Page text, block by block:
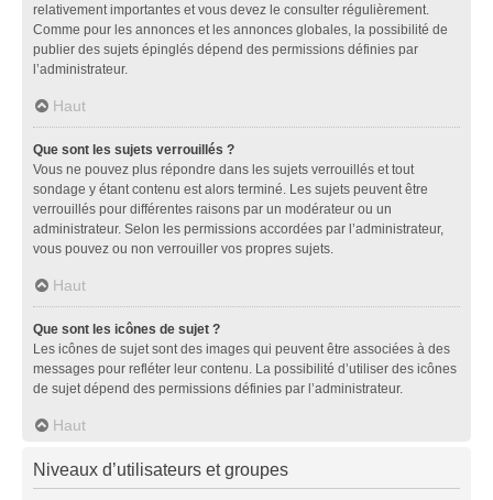
relativement importantes et vous devez le consulter régulièrement.
Comme pour les annonces et les annonces globales, la possibilité de
publier des sujets épinglés dépend des permissions définies par
l’administrateur.
Haut
Que sont les sujets verrouillés ?
Vous ne pouvez plus répondre dans les sujets verrouillés et tout
sondage y étant contenu est alors terminé. Les sujets peuvent être
verrouillés pour différentes raisons par un modérateur ou un
administrateur. Selon les permissions accordées par l’administrateur,
vous pouvez ou non verrouiller vos propres sujets.
Haut
Que sont les icônes de sujet ?
Les icônes de sujet sont des images qui peuvent être associées à des
messages pour refléter leur contenu. La possibilité d’utiliser des icônes
de sujet dépend des permissions définies par l’administrateur.
Haut
Niveaux d’utilisateurs et groupes